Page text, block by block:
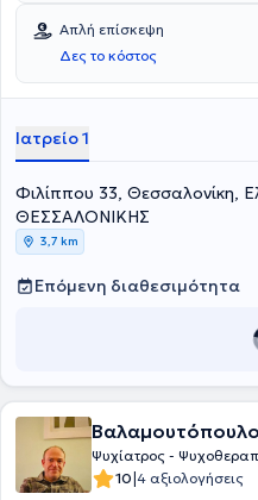
εξυπηρέτηση των
αναλαμβάνει.
Απλή επίσκεψη
Δες το κόστος
Ιατρείο 1
Φιλίππου 33,
ΘΕΣΣΑΛΟΝΙΚΗΣ
3,7 km
Επόμενη διαθεσιμότητα
Ψυχίατρος -
10|4 αξιολογήσεις